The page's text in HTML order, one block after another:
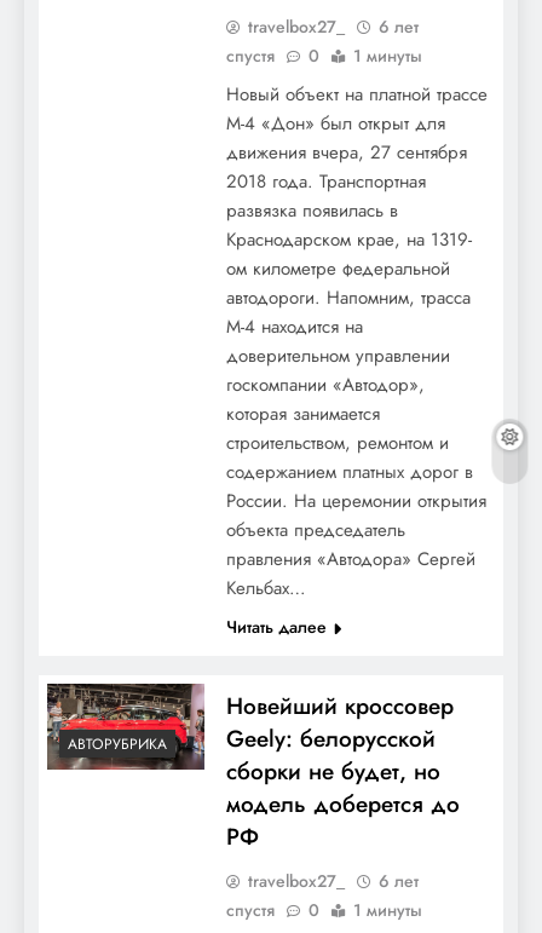
travelbox27_
6 лет
спустя
0 1 минуты
Новый объект на платной трассе
М-4 «Дон» был открыт для
движения вчера, 27 сентября
2018 года. Транспортная
развязка появилась в
Краснодарском крае, на 1319-
ом километре федеральной
автодороги. Напомним, трасса
М-4 находится на
доверительном управлении
госкомпании «Автодор»,
которая занимается
строительством, ремонтом и
содержанием платных дорог в
России. На церемонии открытия
объекта председатель
правления «Автодора» Сергей
Кельбах…
Читать далее
АВТОРУБРИКА
Новейший кроссовер
Geely: белорусской
сборки не будет, но
модель доберется до
РФ
travelbox27_
6 лет
спустя
0 1 минуты